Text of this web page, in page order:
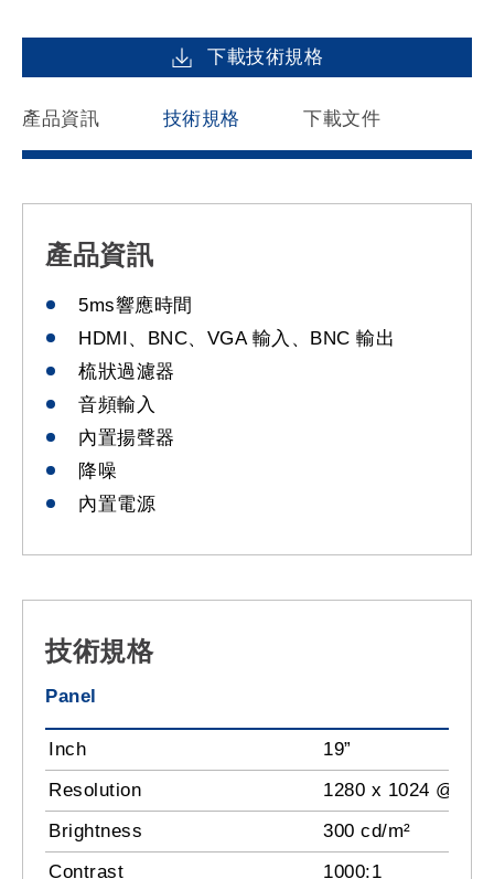
下載技術規格
產品資訊 技術規格 下載文件
產品資訊
5ms響應時間
HDMI、BNC、VGA 輸入、BNC 輸出
梳狀過濾器
音頻輸入
內置揚聲器
降噪
內置電源
技術規格
Panel
Inch
19”
Resolution
1280 x 1024 @
Brightness
300 cd/m²
Contrast
1000:1